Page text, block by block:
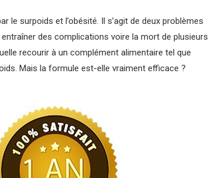
surpoids et l’obésité. Il s’agit de deux problèmes
des complications voire la mort de plusieurs
recourir à un complément alimentaire tel que
Mais la formule est-elle vraiment efficace ?